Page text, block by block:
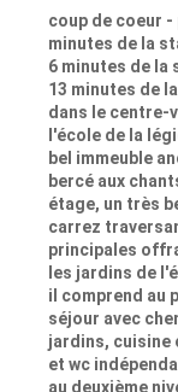
coup de coeur
minutes de la
6 minutes de la
13 minutes de
dans le centre-
l'école de la
bel immeuble
bercé aux
étage, un très
carrez
principales
les jardins de
il comprend au
séjour avec
jardins, cuisine
et wc
au deuxième